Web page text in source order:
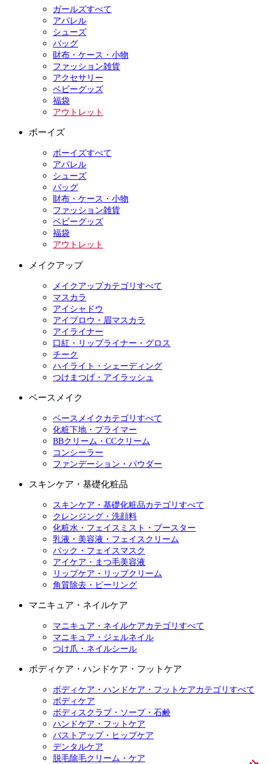
ガールズすべて
アパレル
シューズ
バッグ
財布・ケース・小物
ファッション雑貨
アクセサリー
ベビーグッズ
福袋
アウトレット
ボーイズ
ボーイズすべて
アパレル
シューズ
バッグ
財布・ケース・小物
ファッション雑貨
ベビーグッズ
福袋
アウトレット
メイクアップ
メイクアップカテゴリすべて
マスカラ
アイシャドウ
アイブロウ・眉マスカラ
アイライナー
口紅・リップライナー・グロス
チーク
ハイライト・シェーディング
つけまつげ・アイラッシュ
ベースメイク
ベースメイクカテゴリすべて
化粧下地・プライマー
BBクリーム・CCクリーム
コンシーラー
ファンデーション・パウダー
スキンケア・基礎化粧品
スキンケア・基礎化粧品カテゴリすべて
クレンジング・洗顔料
化粧水・フェイスミスト・ブースター
乳液・美容液・フェイスクリーム
パック・フェイスマスク
アイケア・まつ毛美容液
リップケア・リップクリーム
角質除去・ピーリング
マニキュア・ネイルケア
マニキュア・ネイルケアカテゴリすべて
マニキュア・ジェルネイル
つけ爪・ネイルシール
ボディケア・ハンドケア・フットケア
ボディケア・ハンドケア・フットケアカテゴリすべて
ボディケア
ボディスクラブ・ソープ・石鹸
ハンドケア・フットケア
バストアップ・ヒップケア
デンタルケア
脱毛除毛クリーム・ケア